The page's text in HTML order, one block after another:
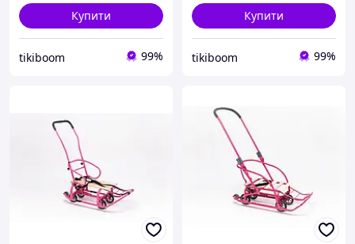
Купити
tikiboom 99%
Купити
tikiboom 99%